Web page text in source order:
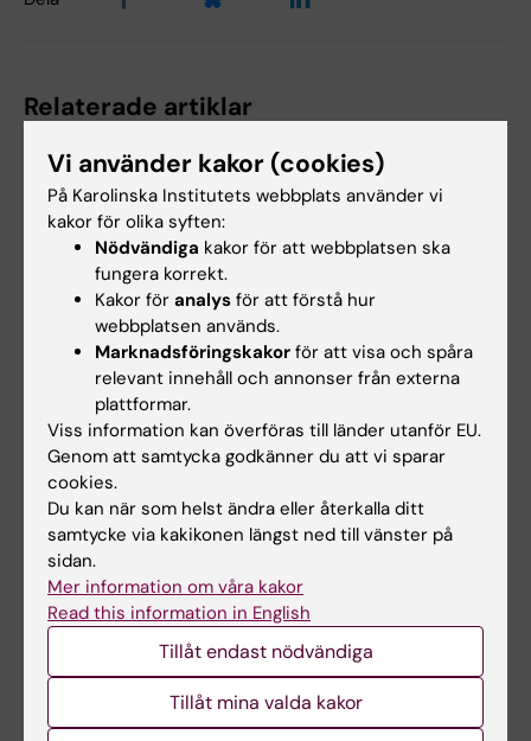
Relaterade artiklar
28 apr 2026
Glädje, stolthet och
milstolpar firades
under vårens
promotionshögtid
Solen glittrade över
Stockholms stadshus och
Mälarens vatten när 143…
Ny katalog öppnar
Hagströmerbiblioteke
Hagströmerbiblioteket och
Karolinska Institutets
Vi använder kakor (cookies)
På Karolinska Institutets webbplats använder vi
kakor för olika syften:
Nödvändiga kakor för att webbplatsen ska
fungera korrekt.
Kakor för analys för att förstå hur
webbplatsen används.
Marknadsföringskakor för att visa och spåra
relevant innehåll och annonser från externa
plattformar.
Viss information kan överföras till länder utanför EU.
Genom att samtycka godkänner du att vi sparar
cookies.
Du kan när som helst ändra eller återkalla ditt
samtycke via kakikonen längst ned till vänster på
sidan.
Mer information om våra kakor
Read this information in English
Tillåt endast nödvändiga
Tillåt mina valda kakor